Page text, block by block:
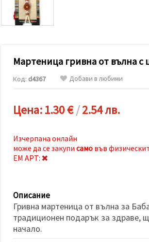
релевантно
съдържание
и реклами,
включително
за анализ
маркетинг.
използваме
като
натиснеш
"Приеми
си в
"Настройки",
като
избереш
дадения
Мартеница гривна от вълна с
Код: d4367 Добави в любими
Цена:1.30 €/2.54 лв.
Изчерпана онлайн
може да се закупи само във
ЕМ АРТ:
Описание
Гривна мартеница от вълна за
традиционен подарък за здраве,
начало.